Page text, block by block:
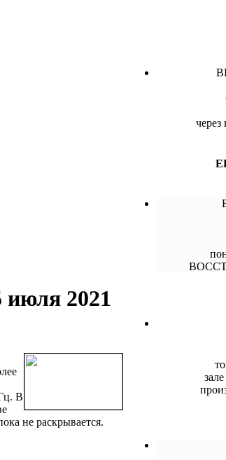
июля 2021
В
не раскрывается.
через